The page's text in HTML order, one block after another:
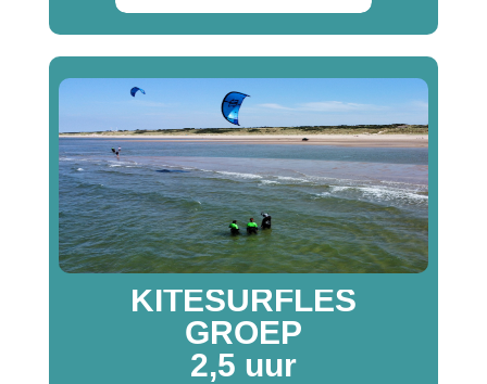
KITESURFLES
GROEP
2,5 uur